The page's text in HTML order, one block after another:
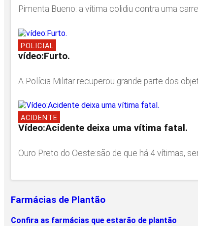
Pimenta Bueno: a vítima colidiu contra uma
POLICIAL
vídeo:Furto.
A Polícia Militar recuperou grande parte dos
ACIDENTE
Vídeo:Acidente deixa uma vítima fatal.
Ouro Preto do Oeste:são de que há 4 vítimas,
Farmácias de Plantão
Confira as farmácias que estarão de plantão